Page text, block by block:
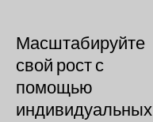
Масштабируйте
свой рост с
помощью
индивидуальных